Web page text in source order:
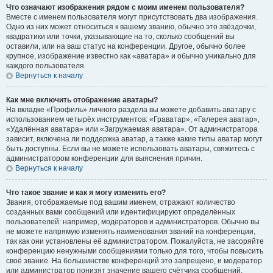
Что означают изображения рядом с моим именем пользователя?
Вместе с именем пользователя могут присутствовать два изображения.
Одно из них может относиться к вашему званию, обычно это звёздочки,
квадратики или точки, указывающие на то, сколько сообщений вы
оставили, или на ваш статус на конференции. Другое, обычно более
крупное, изображение известно как «аватара» и обычно уникально для
каждого пользователя.
Вернуться к началу
Как мне включить отображение аватары?
На вкладке «Профиль» личного раздела вы можете добавить аватару с
использованием четырёх инструментов: «Граватар», «Галерея аватар»,
«Удалённая аватара» или «Загружаемая аватара». От администратора
зависит, включена ли поддержка аватар, а также какие типы аватар могут
быть доступны. Если вы не можете использовать аватары, свяжитесь с
администратором конференции для выяснения причин.
Вернуться к началу
Что такое звание и как я могу изменить его?
Звания, отображаемые под вашим именем, отражают количество
созданных вами сообщений или идентифицируют определённых
пользователей: например, модераторов и администраторов. Обычно вы
не можете напрямую изменять наименования званий на конференции,
так как они установлены её администратором. Пожалуйста, не засоряйте
конференцию ненужными сообщениями только для того, чтобы повысить
своё звание. На большинстве конференций это запрещено, и модератор
или администратор понизят значение вашего счётчика сообщений.